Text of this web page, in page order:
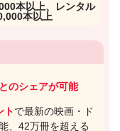
本以上、レンタル
本以上
のシェアが可能
トで最新の映画・ド
、42万冊を超える